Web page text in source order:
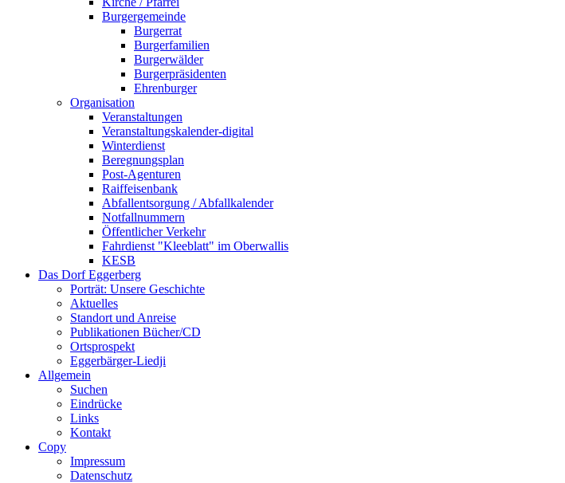
Burgergemeinde
Burgerrat
Burgerfamilien
Burgerwälder
Burgerpräsidenten
Ehrenburger
Organisation
Veranstaltungen
Veranstaltungskalender-digital
Winterdienst
Beregnungsplan
Post-Agenturen
Raiffeisenbank
Abfallentsorgung / Abfallkalender
Notfallnummern
Öffentlicher Verkehr
Fahrdienst "Kleeblatt" im Oberwallis
KESB
Das Dorf Eggerberg
Porträt: Unsere Geschichte
Aktuelles
Standort und Anreise
Publikationen Bücher/CD
Ortsprospekt
Eggerbärger-Liedji
Allgemein
Suchen
Eindrücke
Links
Kontakt
Copy
Impressum
Datenschutz